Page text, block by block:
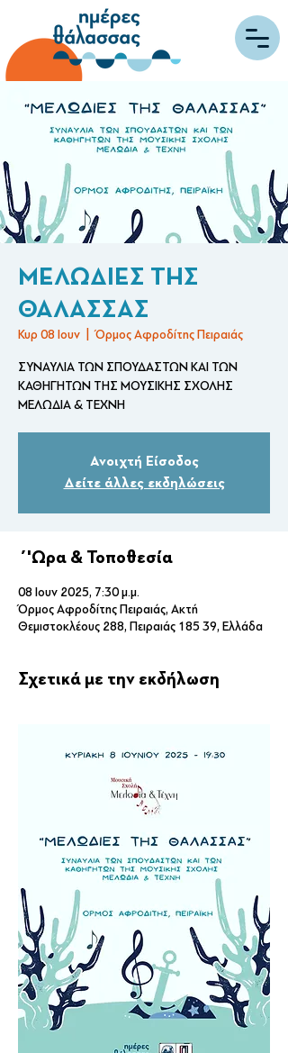
ΜΕΛΩΔΙΕΣ ΤΗΣ
ΘΑΛΑΣΣΑΣ
Κυρ 08 Ιουν
  |
Όρμος Αφροδίτης Πειραιάς
ΣΥΝΑΥΛΙΑ ΤΩΝ ΣΠΟΥΔΑΣΤΩΝ ΚΑΙ ΤΩΝ
ΚΑΘΗΓΗΤΩΝ ΤΗΣ ΜΟΥΣΙΚΗΣ ΣΧΟΛΗΣ
ΜΕΛΩΔΙΑ & ΤΕΧΝΗ
Ανοιχτή Είσοδος
Δείτε άλλες εκδηλώσεις
΄'Ωρα & Τοποθεσία
08 Ιουν 2025, 7:30 μ.μ.
Όρμος Αφροδίτης Πειραιάς, Ακτή
Θεμιστοκλέους 288, Πειραιάς 185 39, Ελλάδα
Σχετικά με την εκδήλωση